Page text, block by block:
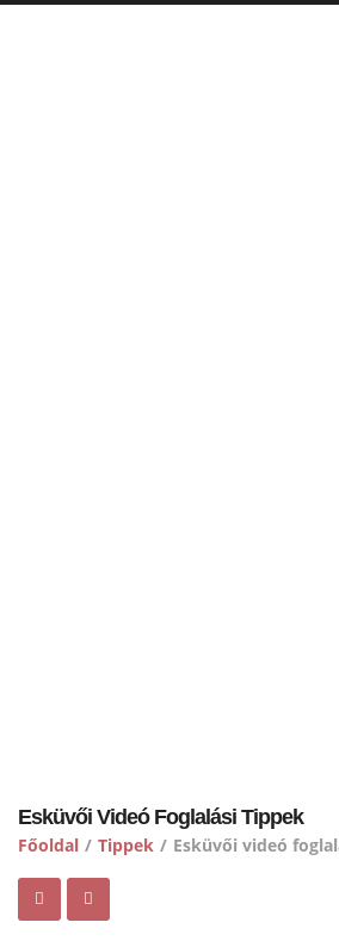
Esküvői Videó Foglalási Tippek
Főoldal / Tippek / Esküvői videó